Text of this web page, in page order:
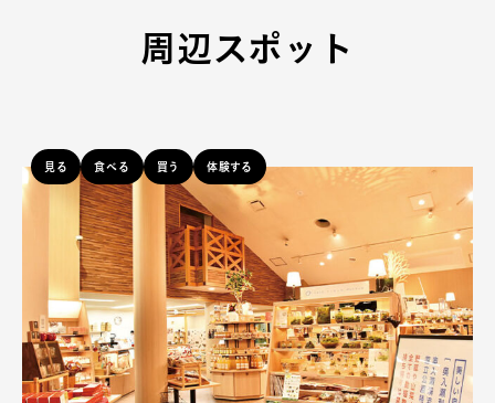
周辺スポット
見る 食べる 買う 体験する